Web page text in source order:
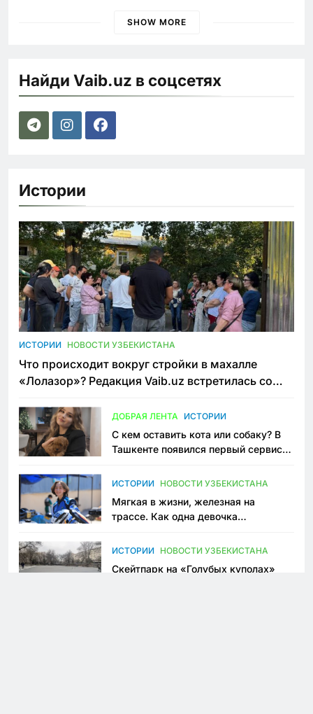
SHOW MORE
Найди Vaib.uz в соцсетях
Истории
ИСТОРИИ НОВОСТИ УЗБЕКИСТАНА
Что происходит вокруг стройки в махалле
«Лолазор»? Редакция Vaib.uz встретилась со
ДОБРАЯ ЛЕНТА ИСТОРИИ
С кем оставить кота или собаку? В
Ташкенте появился первый сервис
ИСТОРИИ НОВОСТИ УЗБЕКИСТАНА
Мягкая в жизни, железная на
трассе. Как одна девочка
Узбекистане
ИСТОРИИ НОВОСТИ УЗБЕКИСТАНА
Скейтпарк на «Голубых куполах»